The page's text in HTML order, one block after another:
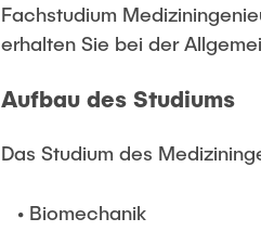
Fachstudium
erhalten Sie bei der
Aufbau des Studiums
Das Studium des
• Biomechanik